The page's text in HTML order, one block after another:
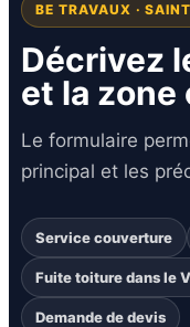
BE TRAVAUX ·
Décrivez
et la zone
Le formulaire
principal et les
Service couverture
Fuite toiture dans le
Demande de devis